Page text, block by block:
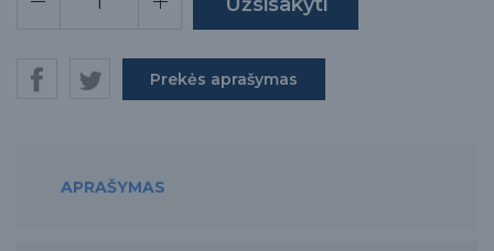
Prekės aprašymas
APRAŠYMAS